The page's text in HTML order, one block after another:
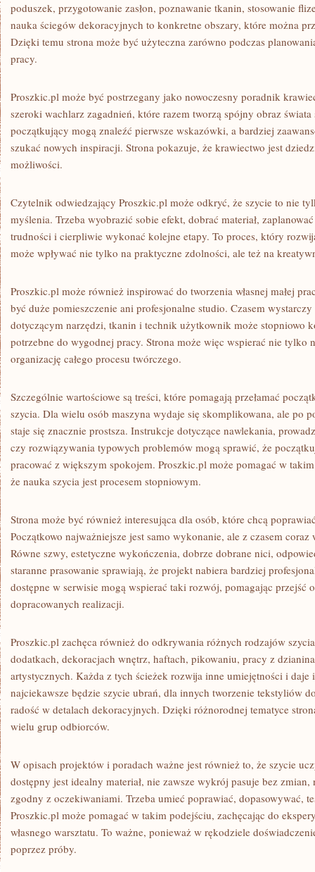
poduszek, przygotowanie zasłon, poznawanie tkanin, stosowanie
nauka ściegów dekoracyjnych to konkretne obszary, które można
Dzięki temu strona może być użyteczna zarówno podczas
pracy.
Proszkic.pl może być postrzegany jako nowoczesny poradnik
szeroki wachlarz zagadnień, które razem tworzą spójny obraz
początkujący mogą znaleźć pierwsze wskazówki, a bardziej
szukać nowych inspiracji. Strona pokazuje, że krawiectwo jest
możliwości.
Czytelnik odwiedzający Proszkic.pl może odkryć, że szycie to nie
myślenia. Trzeba wyobrazić sobie efekt, dobrać materiał,
trudności i cierpliwie wykonać kolejne etapy. To proces, który
może wpływać nie tylko na praktyczne zdolności, ale też na
Proszkic.pl może również inspirować do tworzenia własnej małej
być duże pomieszczenie ani profesjonalne studio. Czasem
dotyczącym narzędzi, tkanin i technik użytkownik może stopniowo
potrzebne do wygodnej pracy. Strona może więc wspierać nie tylko
organizację całego procesu twórczego.
Szczególnie wartościowe są treści, które pomagają przełamać
szycia. Dla wielu osób maszyna wydaje się skomplikowana, ale po
staje się znacznie prostsza. Instrukcje dotyczące nawlekania,
czy rozwiązywania typowych problemów mogą sprawić, że
pracować z większym spokojem. Proszkic.pl może pomagać w
że nauka szycia jest procesem stopniowym.
Strona może być również interesująca dla osób, które chcą
Początkowo najważniejsze jest samo wykonanie, ale z czasem
Równe szwy, estetyczne wykończenia, dobrze dobrane nici,
staranne prasowanie sprawiają, że projekt nabiera bardziej
dostępne w serwisie mogą wspierać taki rozwój, pomagając przejść
dopracowanych realizacji.
Proszkic.pl zachęca również do odkrywania różnych rodzajów
dodatkach, dekoracjach wnętrz, haftach, pikowaniu, pracy z
artystycznych. Każda z tych ścieżek rozwija inne umiejętności i
najciekawsze będzie szycie ubrań, dla innych tworzenie tekstyliów
radość w detalach dekoracyjnych. Dzięki różnorodnej tematyce
wielu grup odbiorców.
W opisach projektów i poradach ważne jest również to, że szycie
dostępny jest idealny materiał, nie zawsze wykrój pasuje bez
zgodny z oczekiwaniami. Trzeba umieć poprawiać, dopasowywać,
Proszkic.pl może pomagać w takim podejściu, zachęcając do
własnego warsztatu. To ważne, ponieważ w rękodziele
poprzez próby.